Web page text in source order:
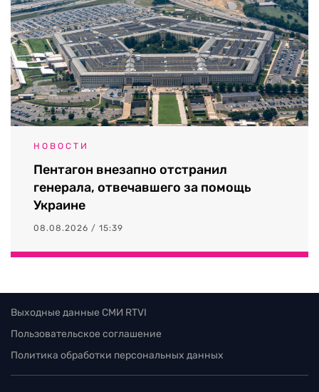
НОВОСТИ
Пентагон внезапно отстранил
генерала, отвечавшего за помощь
Украине
08.08.2026 / 15:39
Выходные данные СМИ RTVI
Пользовательское соглашение
Политика обработки персональных данных